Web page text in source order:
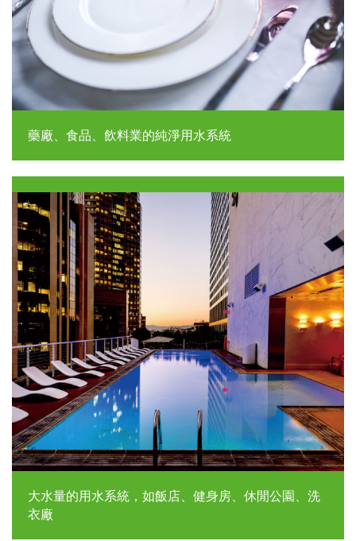
藥廠、食品、飲料業的純淨用水系統
大水量的用水系統，如飯店、健身房、休閒公園、洗
衣廠